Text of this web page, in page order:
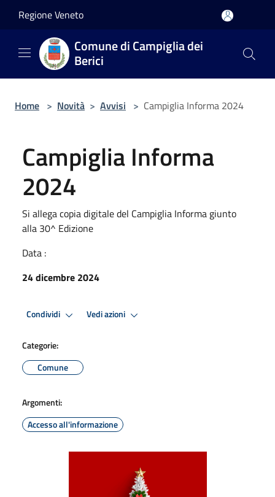
Regione Veneto
Comune di Campiglia dei
Berici
Home > Novità > Avvisi > Campiglia Informa 2024
Campiglia Informa
2024
Si allega copia digitale del Campiglia Informa giunto
alla 30^ Edizione
Data :
24 dicembre 2024
Condividi Vedi azioni
Categorie:
Comune
Argomenti:
Accesso all'informazione